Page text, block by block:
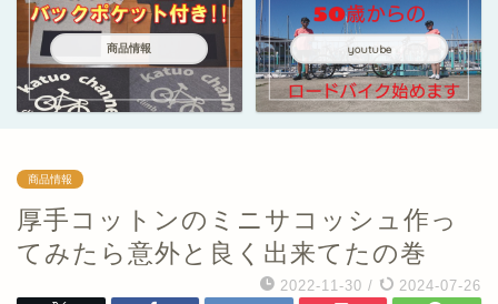
商品情報 youtube
商品情報
厚手コットンのミニサコッシュ作っ
てみたら意外と良く出来てたの巻
2022-11-30 / 2024-07-26